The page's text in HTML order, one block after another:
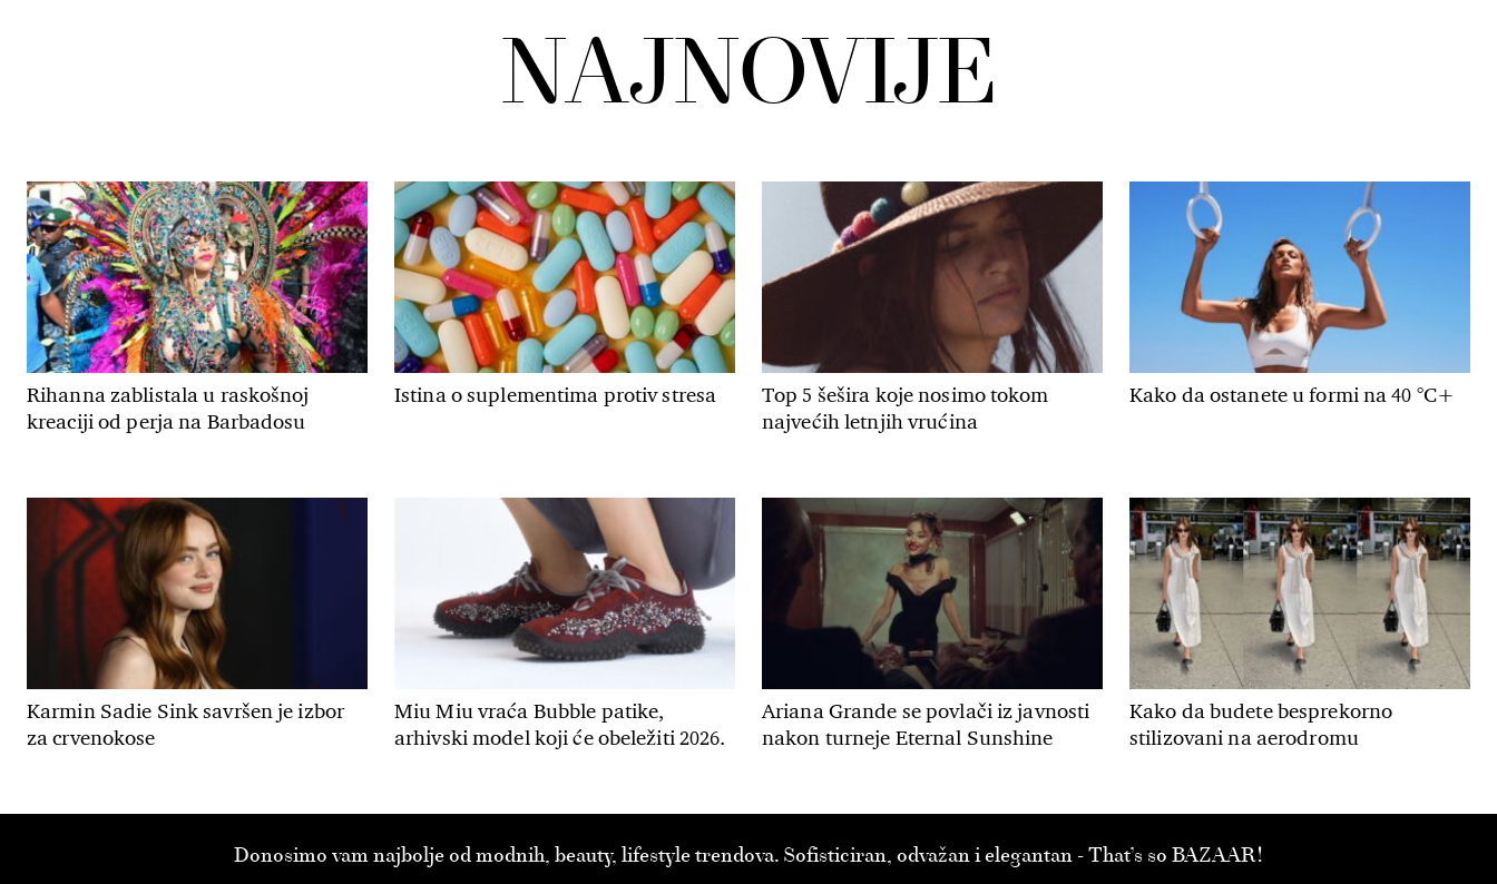
NAJNOVIJE
Rihanna zablistala u raskošnoj
kreaciji od perja na Barbadosu
Istina o suplementima protiv stresa
Top 5 šešira koje nosimo tokom
najvećih letnjih vrućina
Kako da ostanete u formi na 40 °C+
Karmin Sadie Sink savršen je izbor
za crvenokose
Miu Miu vraća Bubble patike,
arhivski model koji će obeležiti 2026.
Ariana Grande se povlači iz javnosti
nakon turneje Eternal Sunshine
Kako da budete besprekorno
stilizovani na aerodromu
Donosimo vam najbolje od modnih, beauty, lifestyle trendova. Sofisticiran, odvažan i elegantan - That’s so BAZAAR!